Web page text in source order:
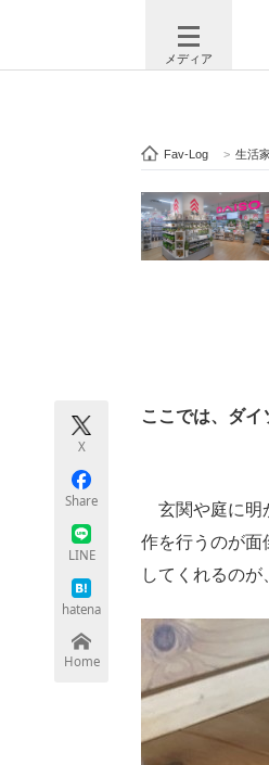
メディア
注目記事を集
ビジネスと
ちょっと気に
Fav-Log > 生活
X
Share
LINE
hatena
Home
ここでは、ダイ
玄関や庭に明
作を行うのが面
してくれるの